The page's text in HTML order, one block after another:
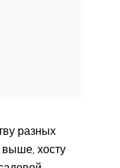
разных
хосту